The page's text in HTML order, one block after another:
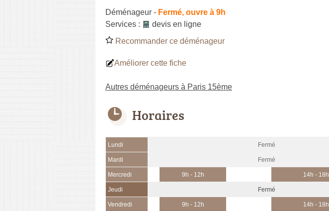
Déménageur - Fermé, ouvre à 9h
Services :
devis en ligne
Recommander ce déménageur
Améliorer cette fiche
Autres déménageurs à Paris 15ème
Horaires
Lundi Fermé
Mardi Fermé
Mercredi 9h - 12h 14h - 18h
Jeudi Fermé
Vendredi 9h - 12h 14h - 18h